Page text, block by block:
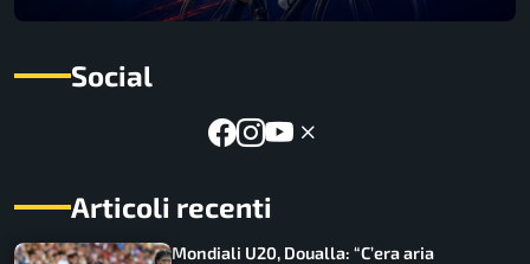
Social
Articoli recenti
Mondiali U20, Doualla: “C’era aria